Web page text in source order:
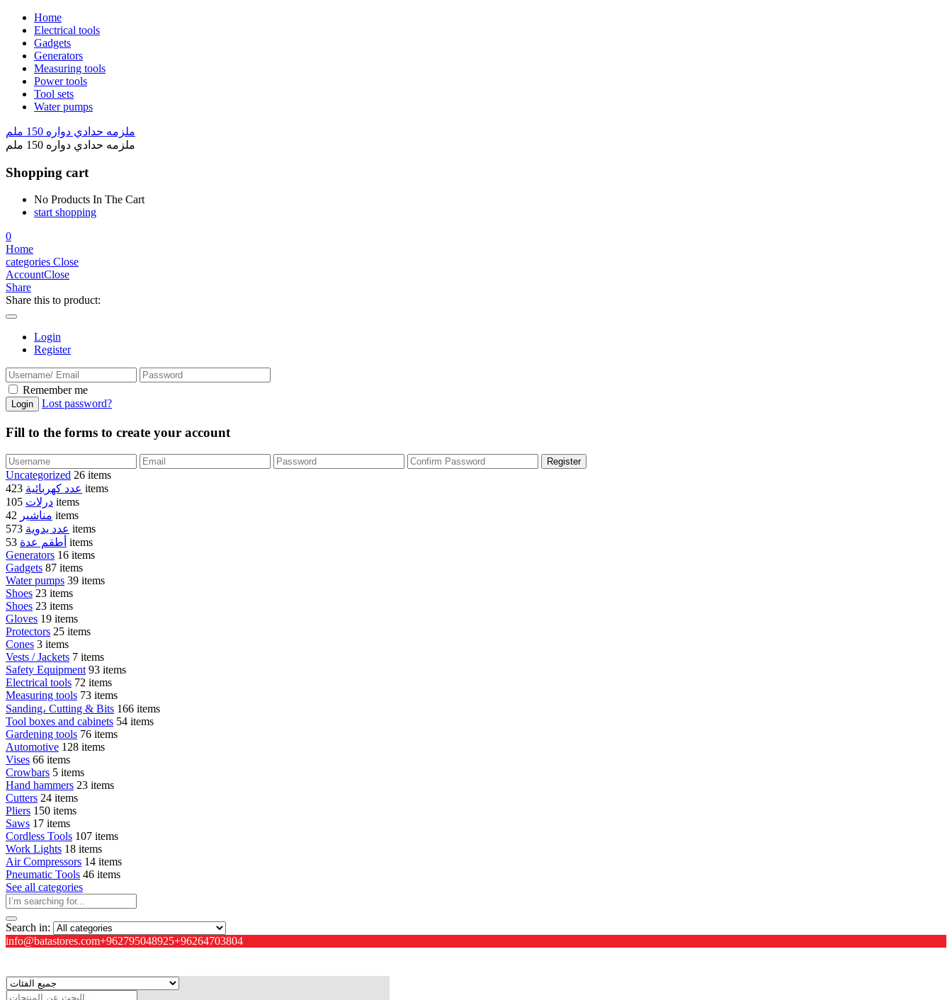
Home
Electrical tools
Gadgets
Generators
Measuring tools
Power tools
Tool sets
Water pumps
ملزمه حدادي دواره 150 ملم
ملزمه حدادي دواره 150 ملم
Shopping cart
No Products In The Cart
start shopping
0
Home
categories Close
AccountClose
Share
Share this to product:
Login
Register
Remember me
Lost password?
Fill to the forms to create your account
Uncategorized 26 items
عدد كهربائية 423 items
درلات 105 items
مناشير 42 items
عدد يدوية 573 items
أطقم عدة 53 items
Generators 16 items
Gadgets 87 items
Water pumps 39 items
Shoes 23 items
Shoes 23 items
Gloves 19 items
Protectors 25 items
Cones 3 items
Vests / Jackets 7 items
Safety Equipment 93 items
Electrical tools 72 items
Measuring tools 73 items
Sanding، Cutting & Bits 166 items
Tool boxes and cabinets 54 items
Gardening tools 76 items
Automotive 128 items
Vises 66 items
Crowbars 5 items
Hand hammers 23 items
Cutters 24 items
Pliers 150 items
Saws 17 items
Cordless Tools 107 items
Work Lights 18 items
Air Compressors 14 items
Pneumatic Tools 46 items
See all categories
Search in:
info@batastores.com+962795048925+96264703804